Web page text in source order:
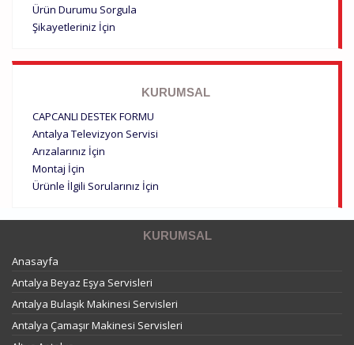
Ürün Durumu Sorgula
Şikayetleriniz İçin
KURUMSAL
CAPCANLI DESTEK FORMU
Antalya Televizyon Servisi
Arızalarınız İçin
Montaj İçin
Ürünle İlgili Sorularınız İçin
KURUMSAL
Anasayfa
Antalya Beyaz Eşya Servisleri
Antalya Bulaşık Makinesi Servisleri
Antalya Çamaşır Makinesi Servisleri